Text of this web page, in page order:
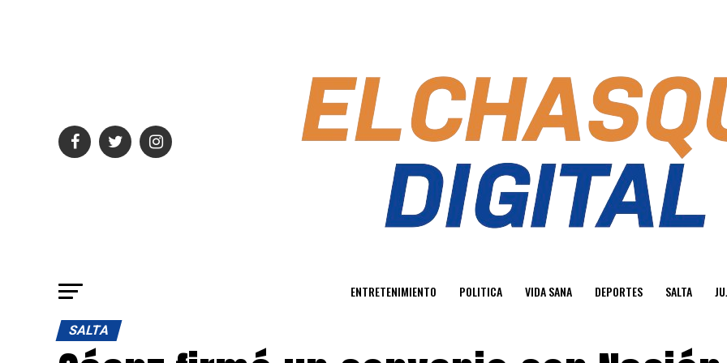
ENTRETENIMIENTO POLITICA VIDA SANA DEPORTES SALTA
SALTA